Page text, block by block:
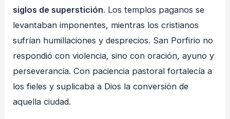
siglos de superstición. Los templos paganos se
levantaban imponentes, mientras los cristianos
sufrían humillaciones y desprecios. San Porfirio no
respondió con violencia, sino con oración, ayuno y
perseverancia. Con paciencia pastoral fortalecía a
los fieles y suplicaba a Dios la conversión de
aquella ciudad.